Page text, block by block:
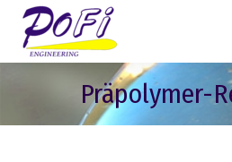
Präpolymer-